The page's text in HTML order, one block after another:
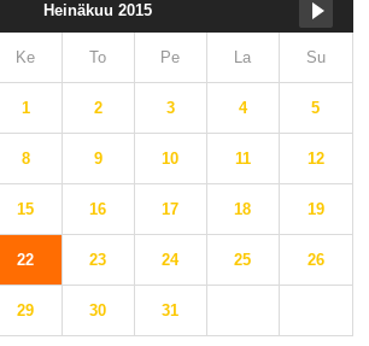
Heinäkuu 2015
Ke To Pe La Su
1 2 3 4 5
8 9 10 11 12
15 16 17 18 19
22 23 24 25 26
29 30 31